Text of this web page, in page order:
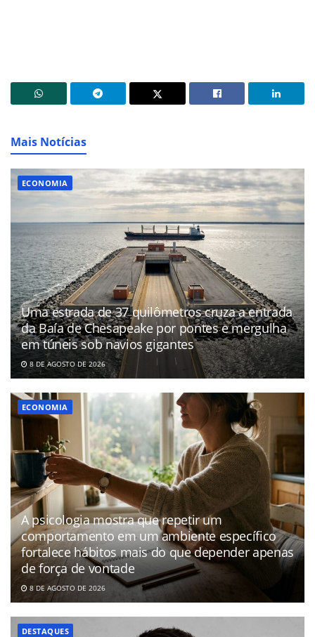
Mais Notícias
ECONOMIA
Uma estrada de 37 quilômetros cruza a entrada
da Baía de Chesapeake por pontes e mergulha
em túneis sob navios gigantes
8 DE AGOSTO DE 2026
ECONOMIA
A psicologia mostra que repetir um
comportamento em um ambiente específico
fortalece hábitos mais do que depender apenas
de força de vontade
8 DE AGOSTO DE 2026
DESTAQUES